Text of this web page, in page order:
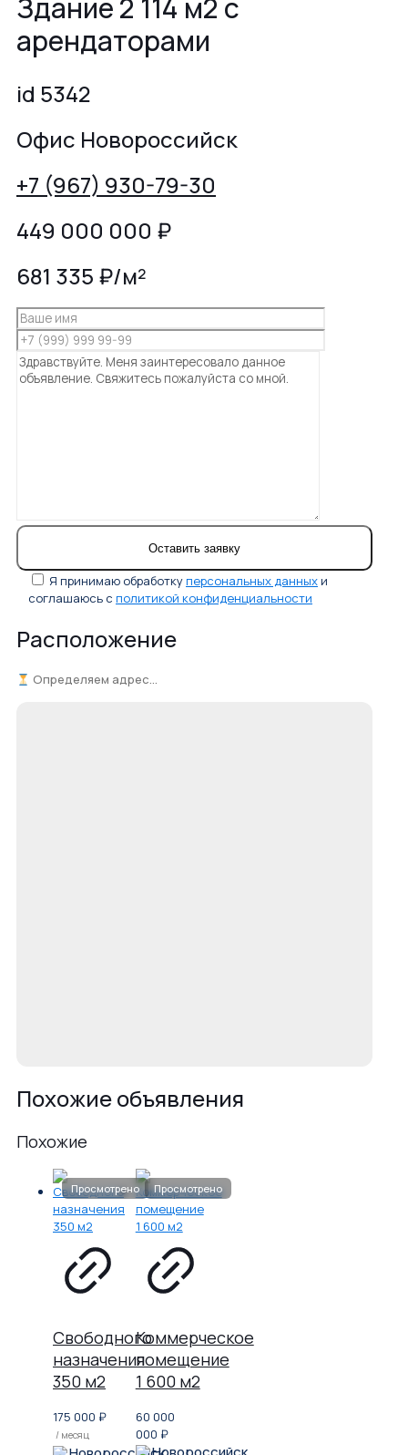
Здание 2 114 м2 с
арендаторами
id 5342
Офис Новороссийск
+7 (967) 930-79-30
449 000 000 ₽
681 335 ₽/м²
Я принимаю обработкуперсональных данных и
соглашаюсь с политикой конфиденциальности
Расположение
Определяем адрес...
Похожие объявления
Похожие
Свободного
назначения
350 м2
175 000 ₽
/ месяц
Коммерческое
помещение
1 600 м2
60 000
000 ₽